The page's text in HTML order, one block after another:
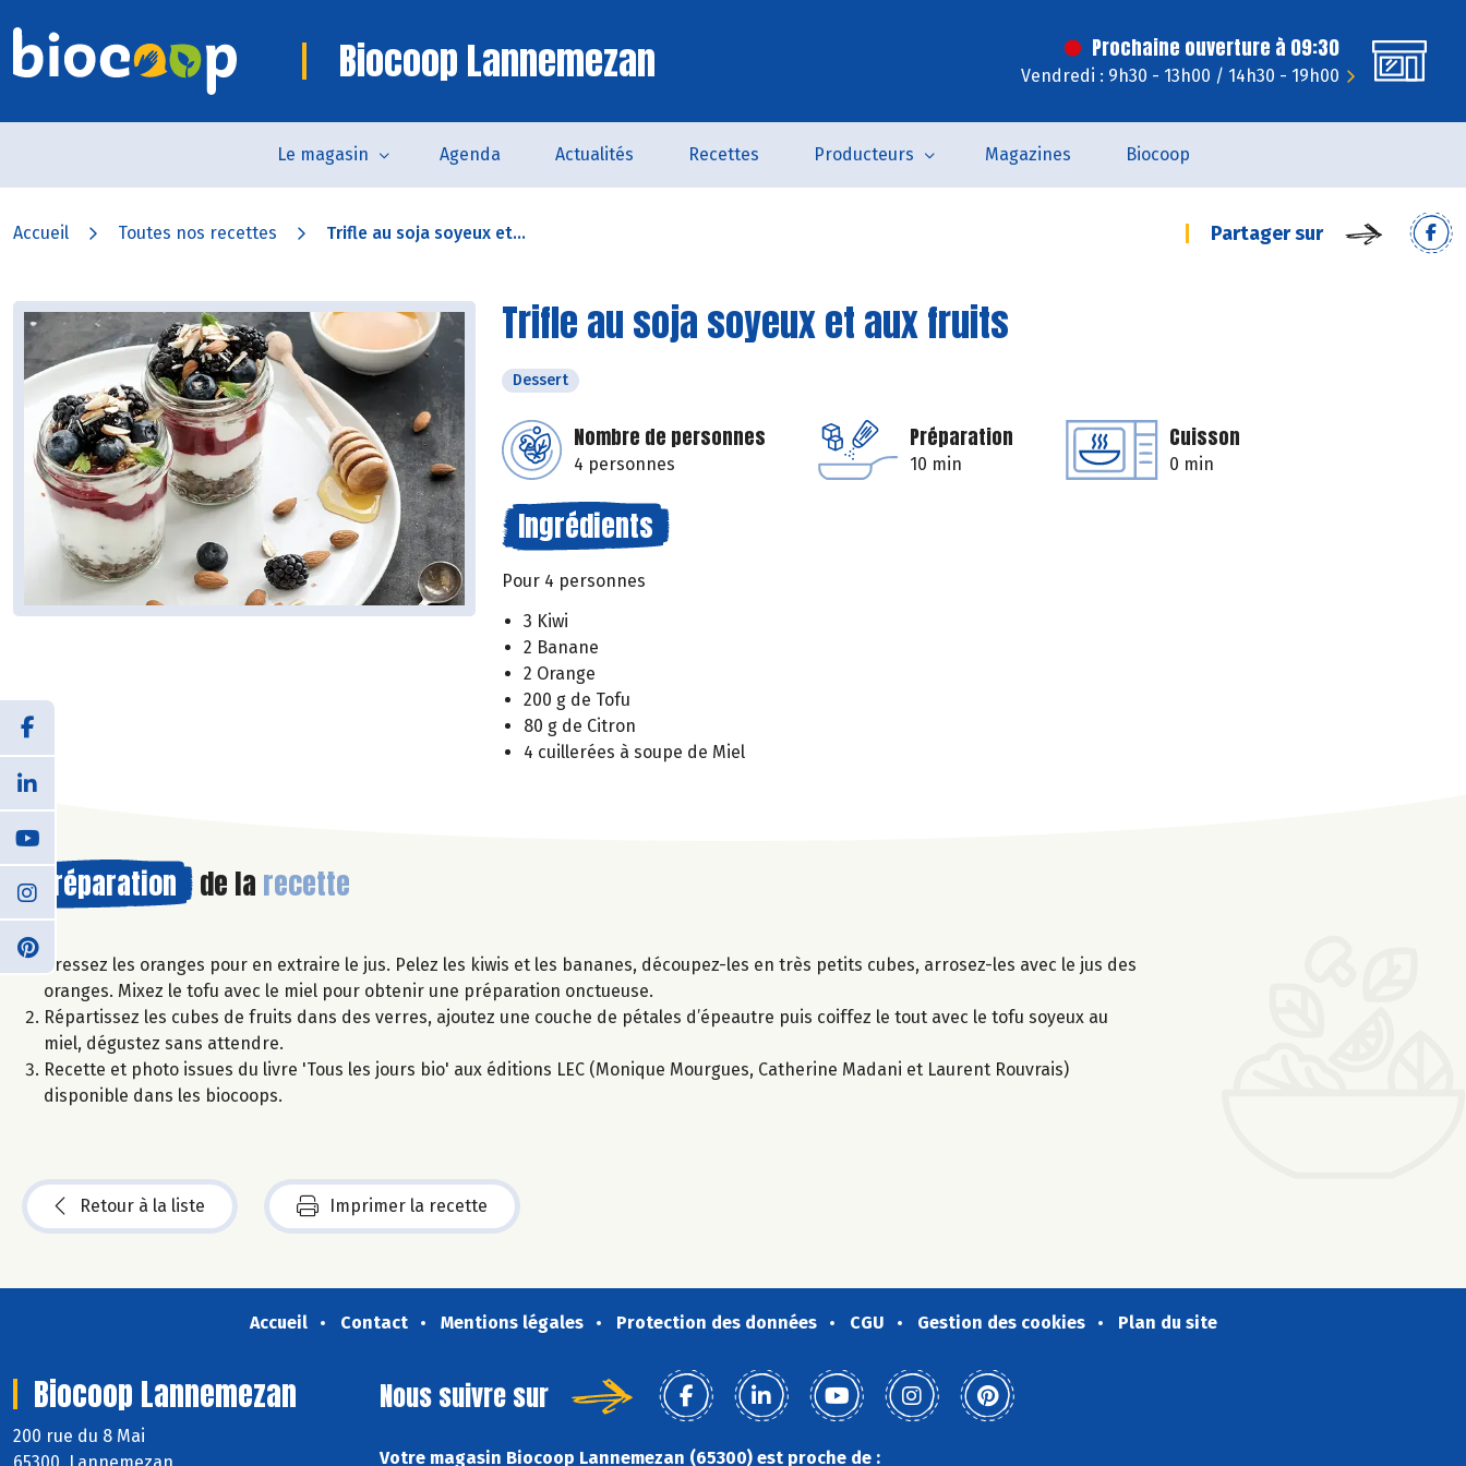
Biocoop Lannemezan Prochaine ouverture à 09:30
Vendredi : 9h30 - 13h00 / 14h30 - 19h00
Le magasin Agenda Actualités Recettes Producteurs Magazines Biocoop
Accueil Toutes nos recettes Trifle au soja soyeux et... Partager sur
Trifle au soja soyeux et aux fruits
Dessert
Nombre de personnes
4 personnes
Préparation
10 min
Cuisson
0 min
Ingrédients
Pour 4 personnes
3 Kiwi
2 Banane
2 Orange
200 g de Tofu
80 g de Citron
4 cuillerées à soupe de Miel
Préparation de la recette
Pressez les oranges pour en extraire le jus. Pelez les kiwis et les bananes, découpez-les en très petits cubes, arrosez-les avec le jus des
oranges. Mixez le tofu avec le miel pour obtenir une préparation onctueuse.
Répartissez les cubes de fruits dans des verres, ajoutez une couche de pétales d’épeautre puis coiffez le tout avec le tofu soyeux au
miel, dégustez sans attendre.
Recette et photo issues du livre 'Tous les jours bio' aux éditions LEC (Monique Mourgues, Catherine Madani et Laurent Rouvrais)
disponible dans les biocoops.
Retour à la liste Imprimer la recette
Accueil Contact Mentions légales Protection des données CGU Gestion des cookies Plan du site
Biocoop Lannemezan
200 rue du 8 Mai
65300 Lannemezan
Nous suivre sur
Votre magasin Biocoop Lannemezan (65300) est proche de :